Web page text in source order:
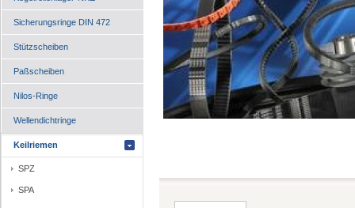
Sicherungsringe DIN 472
Stützscheiben
Paßscheiben
Nilos-Ringe
Wellendichtringe
Keilriemen
SPZ
SPA